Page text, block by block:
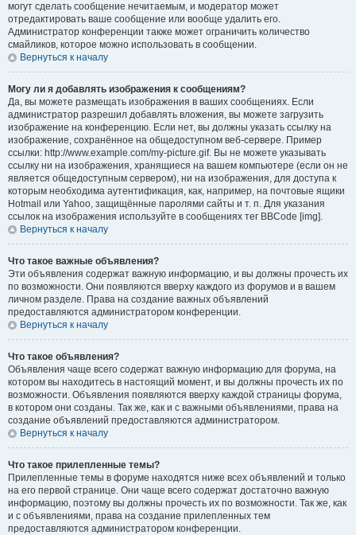
могут сделать сообщение нечитаемым, и модератор может
отредактировать ваше сообщение или вообще удалить его.
Администратор конференции также может ограничить количество
смайликов, которое можно использовать в сообщении.
Вернуться к началу
Могу ли я добавлять изображения к сообщениям?
Да, вы можете размещать изображения в ваших сообщениях. Если
администратор разрешил добавлять вложения, вы можете загрузить
изображение на конференцию. Если нет, вы должны указать ссылку на
изображение, сохранённое на общедоступном веб-сервере. Пример
ссылки: http://www.example.com/my-picture.gif. Вы не можете указывать
ссылку ни на изображения, хранящиеся на вашем компьютере (если он не
является общедоступным сервером), ни на изображения, для доступа к
которым необходима аутентификация, как, например, на почтовые ящики
Hotmail или Yahoo, защищённые паролями сайты и т. п. Для указания
ссылок на изображения используйте в сообщениях тег BBCode [img].
Вернуться к началу
Что такое важные объявления?
Эти объявления содержат важную информацию, и вы должны прочесть их
по возможности. Они появляются вверху каждого из форумов и в вашем
личном разделе. Права на создание важных объявлений
предоставляются администратором конференции.
Вернуться к началу
Что такое объявления?
Объявления чаще всего содержат важную информацию для форума, на
котором вы находитесь в настоящий момент, и вы должны прочесть их по
возможности. Объявления появляются вверху каждой страницы форума,
в котором они созданы. Так же, как и с важными объявлениями, права на
создание объявлений предоставляются администратором.
Вернуться к началу
Что такое прилепленные темы?
Прилепленные темы в форуме находятся ниже всех объявлений и только
на его первой странице. Они чаще всего содержат достаточно важную
информацию, поэтому вы должны прочесть их по возможности. Так же, как
и с объявлениями, права на создание прилепленных тем
предоставляются администратором конференции.